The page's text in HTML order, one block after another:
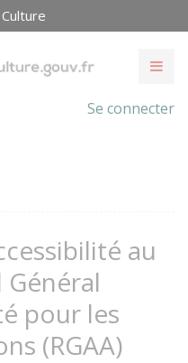
Se connecter
au
pour les
(RGAA)